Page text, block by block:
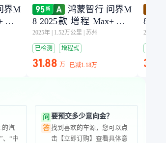
界M
5
光
鸿蒙智行 问界M
8 2025款 增程 Max+版 5
3.4kWh 5座版 (192线激光
雷达）
2025年 1.52万公里 苏州
已检测 增程式
31.88 万 已减1.18万
8
雷达）
2026年
34.35
的汽
、“中
问 要预交多少意向金？
答 找到喜欢的车源，您可以点
击【立即订购】查看具体意